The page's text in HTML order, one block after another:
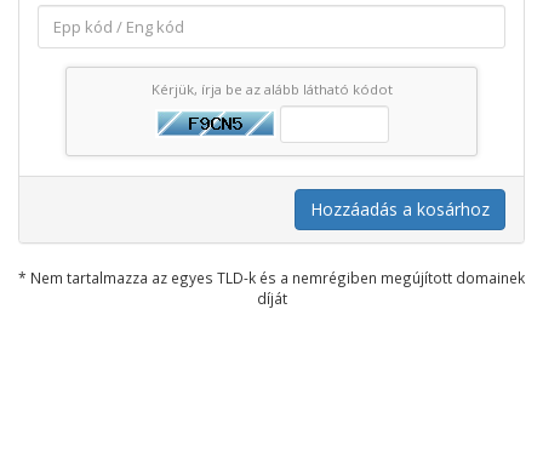
Kérjük, írja be az alább látható kódot
Hozzáadás a kosárhoz
* Nem tartalmazza az egyes TLD-k és a nemrégiben megújított domainek
díját